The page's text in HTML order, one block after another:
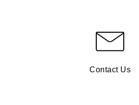
Contact Us